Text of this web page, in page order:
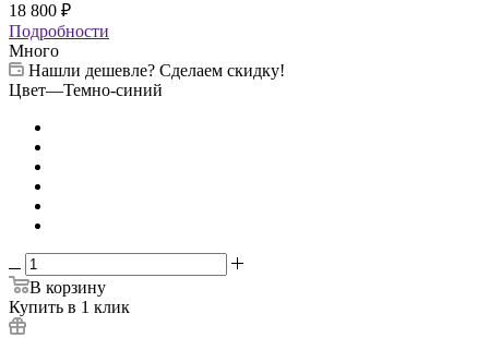
18 800 ₽
Подробности
Много
Нашли дешевле? Сделаем скидку!
Цвет—Темно-синий
В корзину
Купить в 1 клик